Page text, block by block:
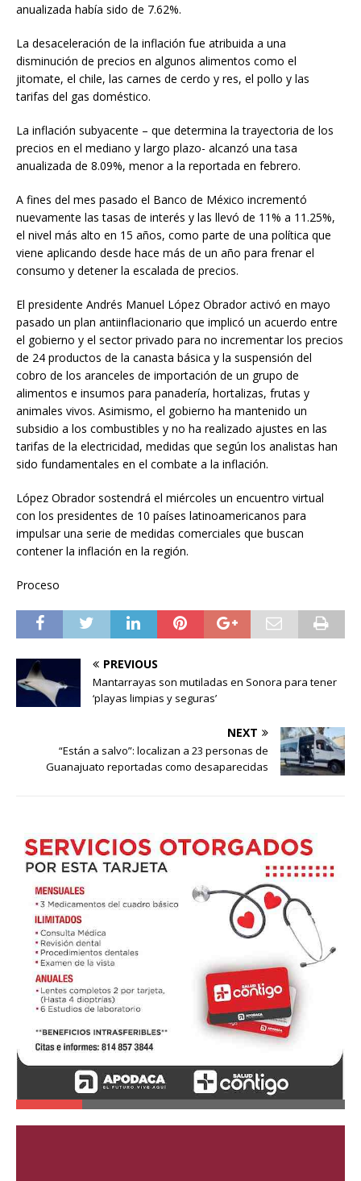
anualizada había sido de 7.62%.
La desaceleración de la inflación fue atribuida a una
disminución de precios en algunos alimentos como el
jitomate, el chile, las carnes de cerdo y res, el pollo y las
tarifas del gas doméstico.
La inflación subyacente – que determina la trayectoria de los
precios en el mediano y largo plazo- alcanzó una tasa
anualizada de 8.09%, menor a la reportada en febrero.
A fines del mes pasado el Banco de México incrementó
nuevamente las tasas de interés y las llevó de 11% a 11.25%,
el nivel más alto en 15 años, como parte de una política que
viene aplicando desde hace más de un año para frenar el
consumo y detener la escalada de precios.
El presidente Andrés Manuel López Obrador activó en mayo
pasado un plan antiinflacionario que implicó un acuerdo entre
el gobierno y el sector privado para no incrementar los precios
de 24 productos de la canasta básica y la suspensión del
cobro de los aranceles de importación de un grupo de
alimentos e insumos para panadería, hortalizas, frutas y
animales vivos. Asimismo, el gobierno ha mantenido un
subsidio a los combustibles y no ha realizado ajustes en las
tarifas de la electricidad, medidas que según los analistas han
sido fundamentales en el combate a la inflación.
López Obrador sostendrá el miércoles un encuentro virtual
con los presidentes de 10 países latinoamericanos para
impulsar una serie de medidas comerciales que buscan
contener la inflación en la región.
Proceso
PREVIOUS
Mantarrayas son mutiladas en Sonora para tener
‘playas limpias y seguras’
NEXT
“Están a salvo”: localizan a 23 personas de
Guanajuato reportadas como desaparecidas